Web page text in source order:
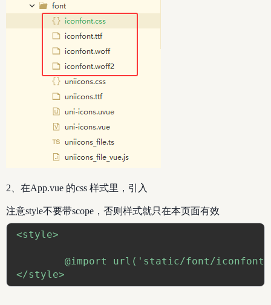
2、在App.vue 的css 样式里，引入
注意style不要带scope，否则样式就只在本页面有效
<style>
</style>